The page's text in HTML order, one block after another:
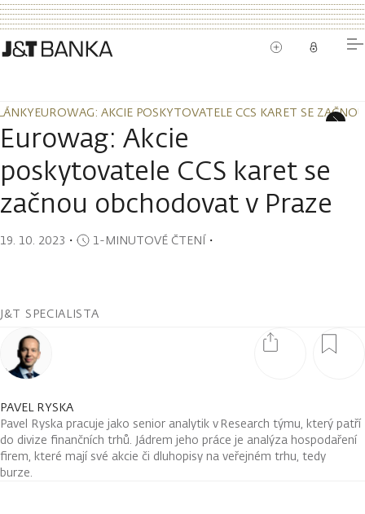
EUROWAG: AKCIE POSKYTOVATELE CCS KARET SE
EUROWAG: AKCIE POSKYTOVATELE CCS KARET SE
Eurowag: Akcie
poskytovatele CCS karet se
začnou obchodovat v Praze
19. 10. 2023 ・ 1-MINUTOVÉ ČTENÍ・
J&T SPECIALISTA
PAVEL RYSKA
Pavel Ryska pracuje jako senior analytik v Research týmu, který patří
do divize finančních trhů. Jádrem jeho práce je analýza hospodaření
firem, které mají své akcie či dluhopisy na veřejném trhu, tedy
burze.